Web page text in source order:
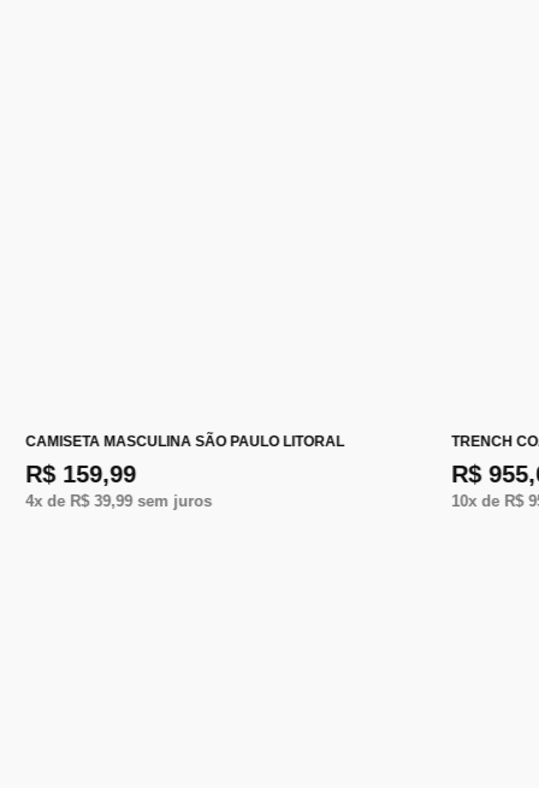
CAMISETA MASCULINA SÃO PAULO LITORAL
R$ 159,99
4x de R$ 39,99sem juros
TRENCH
R$
10x de R$